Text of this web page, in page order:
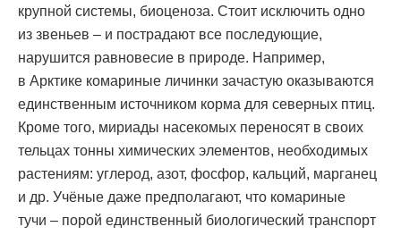
крупной системы, биоценоза. Стоит исключить одно
из звеньев – и пострадают все последующие,
нарушится равновесие в природе. Например,
в Арктике комариные личинки зачастую оказываются
единственным источником корма для северных птиц.
Кроме того, мириады насекомых переносят в своих
тельцах тонны химических элементов, необходимых
растениям: углерод, азот, фосфор, кальций, марганец
и др. Учёные даже предполагают, что комариные
тучи – порой единственный биологический транспорт